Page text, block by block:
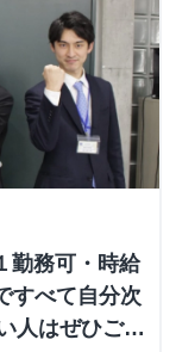
勤務可・時給
すべて自分次
人はぜひご応